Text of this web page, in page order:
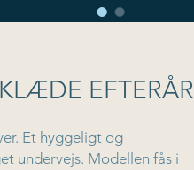
EFTERÅR
Et hyggeligt og
undervejs. Modellen fås i